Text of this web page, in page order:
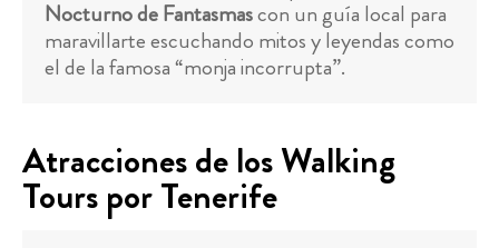
Nocturno de Fantasmascon un guía local para
maravillarte escuchando mitos y leyendas como
el de la famosa “monja incorrupta”.
Atracciones de los Walking
Tours por Tenerife